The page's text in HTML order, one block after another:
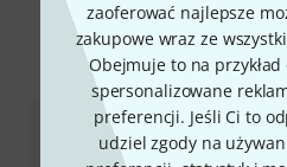
zaoferować najlepsze
zakupowe wraz ze
Obejmuje to na
spersonalizowane
preferencji. Jeśli Ci to
udziel zgody na